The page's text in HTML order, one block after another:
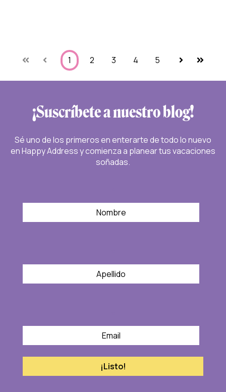
PrimeraAnterior
1 2 3 4 5 SiguienteÚltima
¡Suscríbete a nuestro blog!
Sé uno de los primeros en enterarte de todo lo nuevo
en Happy Address y comienza a planear tus vacaciones
soñadas.